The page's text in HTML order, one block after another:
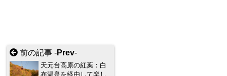
前の記事 -Prev-
天元台高原の紅葉：白
布温泉を経由して楽し